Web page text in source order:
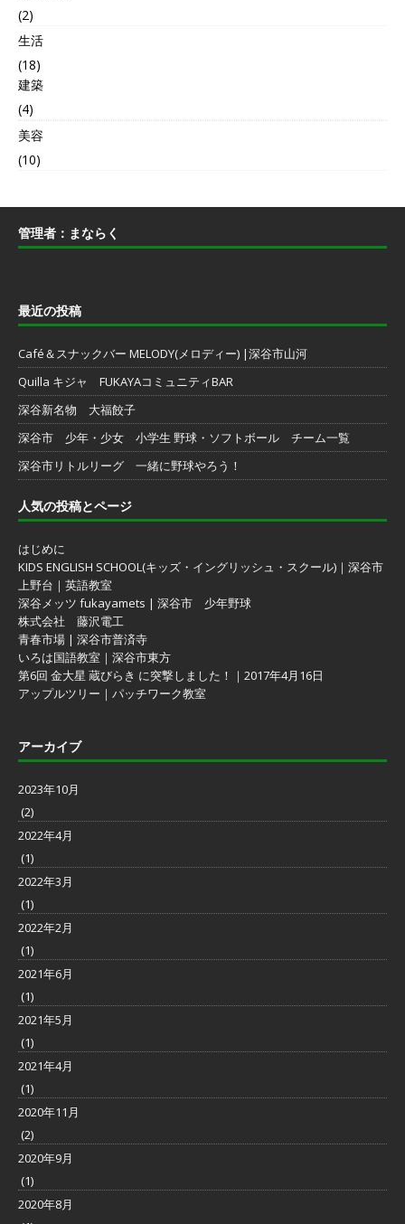
(2)
生活
(18)
建築
(4)
美容
(10)
管理者：まならく
最近の投稿
Café＆スナックバー MELODY(メロディー) |深谷市山河
Quilla キジャ FUKAYAコミュニティBAR
深谷新名物 大福餃子
深谷市 少年・少女 小学生 野球・ソフトボール チーム一覧
深谷市リトルリーグ 一緒に野球やろう！
人気の投稿とページ
はじめに
KIDS ENGLISH SCHOOL(キッズ・イングリッシュ・スクール)｜深谷市
上野台｜英語教室
深谷メッツ fukayamets | 深谷市 少年野球
株式会社 藤沢電工
青春市場 | 深谷市普済寺
いろは国語教室｜深谷市東方
第6回 金大星 蔵びらき に突撃しました！｜2017年4月16日
アップルツリー｜パッチワーク教室
アーカイブ
2023年10月
(2)
2022年4月
(1)
2022年3月
(1)
2022年2月
(1)
2021年6月
(1)
2021年5月
(1)
2021年4月
(1)
2020年11月
(2)
2020年9月
(1)
2020年8月